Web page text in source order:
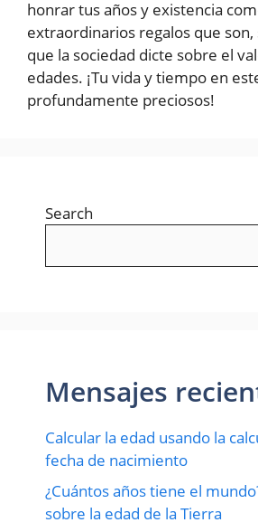
honrar tus años y existencia
extraordinarios regalos que
que la sociedad dicte sobre el
edades. ¡Tu vida y tiempo en
profundamente preciosos!
Search
Mensajes
Calcular la edad usando la
fecha de nacimiento
¿Cuántos años tiene el
sobre la edad de la Tierra